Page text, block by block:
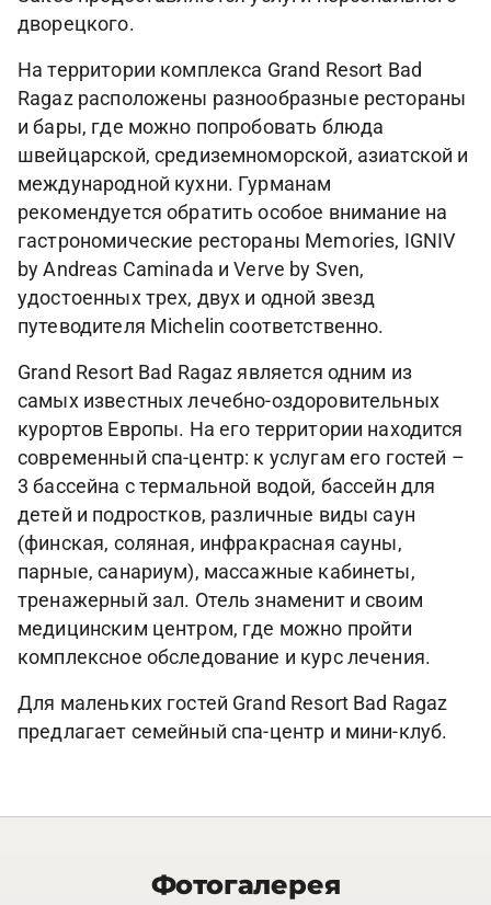
дворецкого.
На территории комплекса Grand Resort Bad
Ragaz расположены разнообразные рестораны
и бары, где можно попробовать блюда
швейцарской, средиземноморской, азиатской и
международной кухни. Гурманам
рекомендуется обратить особое внимание на
гастрономические рестораны Memories, IGNIV
by Andreas Caminada и Verve by Sven,
удостоенных трех, двух и одной звезд
путеводителя Michelin соответственно.
Grand Resort Bad Ragaz является одним из
самых известных лечебно-оздоровительных
курортов Европы. На его территории находится
современный спа-центр: к услугам его гостей –
3 бассейна с термальной водой, бассейн для
детей и подростков, различные виды саун
(финская, соляная, инфракрасная сауны,
парные, санариум), массажные кабинеты,
тренажерный зал. Отель знаменит и своим
медицинским центром, где можно пройти
комплексное обследование и курс лечения.
Для маленьких гостей Grand Resort Bad Ragaz
предлагает семейный спа-центр и мини-клуб.
Фотогалерея